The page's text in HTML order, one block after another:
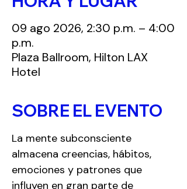
09 ago 2026, 2:30 p.m. – 4:00
p.m.
Plaza Ballroom, Hilton LAX
Hotel
SOBRE EL EVENTO
La mente subconsciente
almacena creencias, hábitos,
emociones y patrones que
influyen en gran parte de